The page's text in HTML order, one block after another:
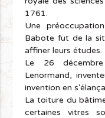
1761.
Une
Babote fut de la
affiner leurs études.
Le 26
Lenormand,
invention en
La toiture du
certaines vitres